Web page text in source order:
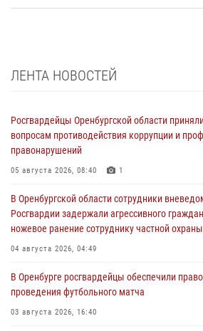
ЛЕНТА НОВОСТЕЙ
Росгвардейцы Оренбургской области
вопросам противодействия коррупции и
правонарушений
05 августа 2026, 08:40 1
В Оренбургской области сотрудники
Росгвардии задержали агрессивного
ножевое ранение сотруднику частной охраны
04 августа 2026, 04:49
В Оренбурге росгвардейцы обеспечили
проведения футбольного матча
03 августа 2026, 16:40